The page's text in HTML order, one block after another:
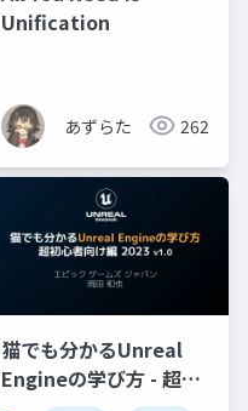
Unification
あずらた 262
猫でも分かるUnreal
Engineの学び方 - 超初